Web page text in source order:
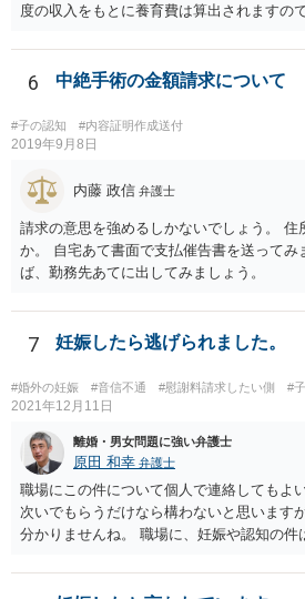
度の収入をもとに養育費は算出されますの
育費の増額調停を起こすこともできます。
手方が妊娠について話し合いをしっかりし
関わりが不可欠となると思われますので、
事務所へ早めのご相談をされたほうがよろ
6 中絶手術の金額請求について
#子の認知 #内容証明作成送付
2019年9月8日
内藤 政信 弁護士
請求の意思を強めるしかないでしょう。 住
か。 自宅あて書面で支払催告書を送ってみ
ば、勤務先あてに出してみましょう。
7 妊娠したら逃げられました。
#婚外の妊娠 #音信不通 #慰謝料請求したい側 #
2021年12月11日
離婚・男女問題に強い弁護士
原田 和幸 弁護士
職場にこの件について個人で連絡してもよ
次いでもらうだけなら構わないと思います
分かりませんね。 職場に、妊娠や認知の件
難しいと思われれば、弁護士に入ってもら